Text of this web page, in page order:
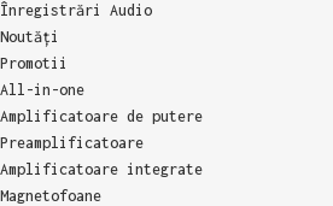
Înregistrări Audio
Noutăți
Promotii
All-in-one
Amplificatoare de putere
Preamplificatoare
Amplificatoare integrate
Magnetofoane